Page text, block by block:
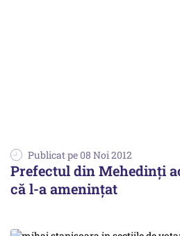
Publicat pe 08 Noi 2012
Prefectul din Mehedinţi
că l-a amenințat